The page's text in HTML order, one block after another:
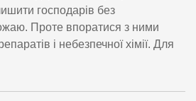
господарів без
Проте впоратися з ними
і небезпечної хімії. Для